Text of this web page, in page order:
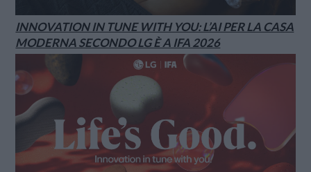
INNOVATION IN TUNE WITH YOU: L’AI PER LA CASA
MODERNA SECONDO LG È A IFA 2026